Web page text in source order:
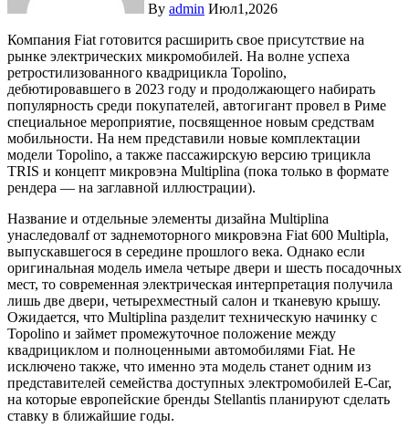
By admin Июл1,2026
Компания Fiat готовится расширить свое присутствие на
рынке электрических микромобилей. На волне успеха
ретростилизованного квадрицикла Topolino,
дебютировавшего в 2023 году и продолжающего набирать
популярность среди покупателей, автогигант провел в Риме
специальное мероприятие, посвященное новым средствам
мобильности. На нем представили новые комплектации
модели Topolino, а также пассажирскую версию трицикла
TRIS и концепт микровэна Multiplina (пока только в формате
рендера — на заглавной иллюстрации).
Название и отдельные элементы дизайна Multiplina
унаследовалf от заднемоторного микровэна Fiat 600 Multipla,
выпускавшегося в середине прошлого века. Однако если
оригинальная модель имела четыре двери и шесть посадочных
мест, то современная электрическая интерпретация получила
лишь две двери, четырехместный салон и тканевую крышу.
Ожидается, что Multiplina разделит техническую начинку с
Topolino и займет промежуточное положение между
квадрициклом и полноценными автомобилями Fiat. Не
исключено также, что именно эта модель станет одним из
представителей семейства доступных электромобилей E-Car,
на которые европейские бренды Stellantis планируют сделать
ставку в ближайшие годы.